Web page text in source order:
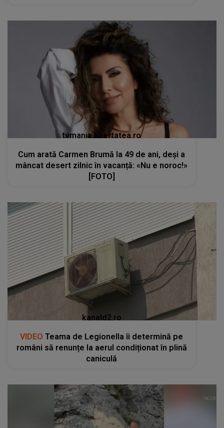
tvmania.libertatea.ro
Cum arată Carmen Brumă la 49 de ani, deși a
mâncat desert zilnic în vacanță: «Nu e noroc!»
[FOTO]
kanald2.ro
VIDEO Teama de Legionella îi determină pe
români să renunțe la aerul condiționat în plină
caniculă